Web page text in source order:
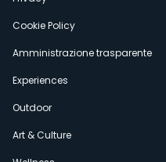
Cookie Policy
Amministrazione trasparente
Experiences
Outdoor
Art & Culture